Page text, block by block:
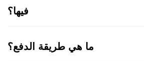
فيها؟
ما هي طريقة الدفع؟